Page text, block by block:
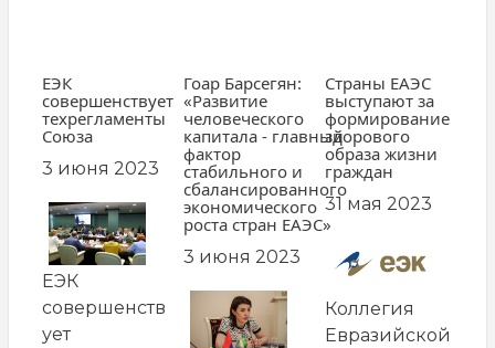
ЕЭК
совершенствует
техрегламенты
Союза
3 июня 2023
ЕЭК
совершенств
ует
Гоар Барсегян:
«Развитие
человеческого
капитала - главный
фактор
стабильного и
сбалансированного
экономического
роста стран ЕАЭС»
3 июня 2023
Страны ЕАЭС
выступают за
формирование
здорового
образа жизни
граждан
31 мая 2023
Коллегия
Евразийской